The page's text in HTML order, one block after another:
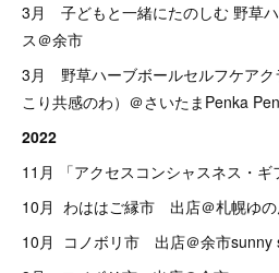
3月 子どもと一緒にたのしむ 野草
ス＠余市
3月 野草ハーブボールセルフケアク
こり共感のわ）＠さいたまPenka
2022
11月
「アクセスコンシャスネス・
10月 わははご縁市 出店＠札幌ゆの
10月 コノボリ市 出店＠余市sunny